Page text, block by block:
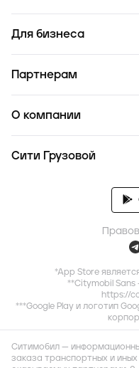
Для бизнеса
Партнерам
О компании
Сити Грузовой
*App Store
**Citymobil Sans
https://
***Google Play и логотип
Ситимобил —
заказа транспортных и иных